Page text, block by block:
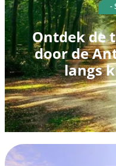
-
Ontdek de
door de
langs